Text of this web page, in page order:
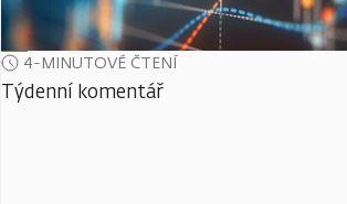
4-MINUTOVÉ ČTENÍ
Týdenní komentář